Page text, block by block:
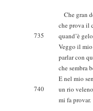
Che gran
che prova il
735
quand’è
Veggo il mio
parlar con
che sembra
E nel mio
740
un rio veleno
mi fa provar.